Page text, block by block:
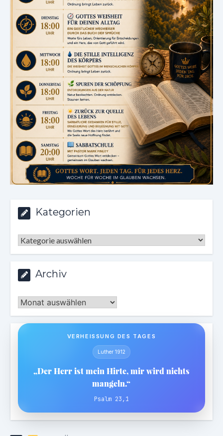
Kategorien
Kategorien
Archiv
Archiv
VERHEISSUNG DES TAGES
Luther 1912
„Der Herr ist mein Hirte, mir wird nichts
mangeln.“
Psalm 23,1